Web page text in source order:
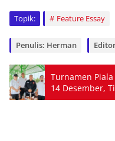
Topik: Feature Essay
Penulis: Herman
Turnamen
14 Desember,